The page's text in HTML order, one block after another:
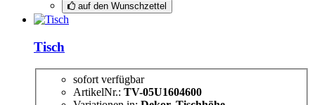
auf den Wunschzettel
Tisch
sofort verfügbar
ArtikelNr.: TV-05U1604600